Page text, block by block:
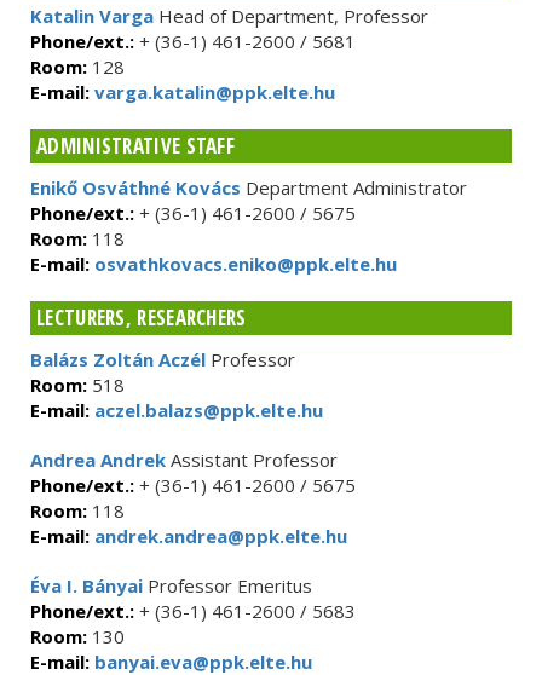
Katalin Varga Head of Department, Professor
Phone/ext.: + (36-1) 461-2600 / 5681
Room: 128
E-mail: varga.katalin@ppk.elte.hu
ADMINISTRATIVE STAFF
Enikő Osváthné Kovács Department Administrator
Phone/ext.: + (36-1) 461-2600 / 5675
Room: 118
E-mail: osvathkovacs.eniko@ppk.elte.hu
LECTURERS, RESEARCHERS
Balázs Zoltán Aczél Professor
Room: 518
E-mail: aczel.balazs@ppk.elte.hu
Andrea Andrek Assistant Professor
Phone/ext.: + (36-1) 461-2600 / 5675
Room: 118
E-mail: andrek.andrea@ppk.elte.hu
Éva I. Bányai Professor Emeritus
Phone/ext.: + (36-1) 461-2600 / 5683
Room: 130
E-mail: banyai.eva@ppk.elte.hu